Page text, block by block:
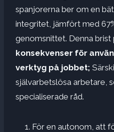
spanjorerna ber om en
integritet, jämfört med
genomsnittet. Denna brist
konsekvenser för
verktyg på jobbet;
självarbetslösa arbetare,
specialiserade råd.
För en autonom, att